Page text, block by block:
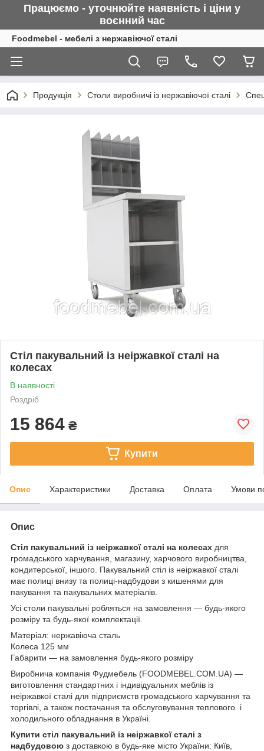
Працюємо - уточнюйте наявність і ціни у
воєнний час
Foodmebel - мебелі з нержавіючої сталі
Продукція Столи виробничі із нержавіючої сталі
Стіл пакувальний із неіржавкої сталі на
колесах
В наявності
Роздріб
15 864 ₴
Купити
Опис Характеристики Доставка Оплата Умови
Опис
Стіл пакувальний із неіржавкої сталі на колесах для
громадського харчування, магазину, харчового виробництва,
кондитерської, іншого. Пакувальний стіл із неіржавкої сталі
має полиці внизу та полиці-надбудови з кишенями для
пакування та пакувальних матеріалів.
Усі столи пакувальні робляться на замовлення — будь-якого
розміру та будь-якої комплектації.
Матеріал: нержавіюча сталь
Колеса 125 мм
Габарити — на замовлення будь-якого розміру
Виробнича компанія Фудмебель (FOODMEBEL.СOM.UA) —
виготовлення стандартних і індивідуальних меблів із
неіржавкої сталі для підприємств громадського харчування та
торгівлі, а також постачання та обслуговування теплового і
холодильного обладнання в Україні.
Купити стіл пакувальний із неіржавкої сталі з
надбудовою з доставкою в будь-яке місто України: Київ,